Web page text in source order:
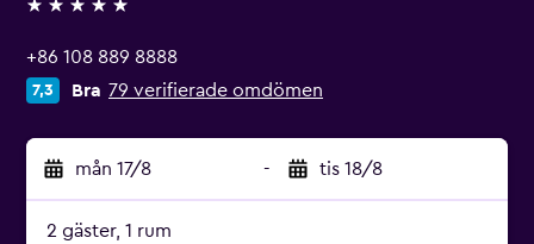
5 stjärnor
+86 108 889 8888
7,3 Bra 79 verifierade omdömen
mån 17/8 - tis 18/8
2 gäster, 1 rum